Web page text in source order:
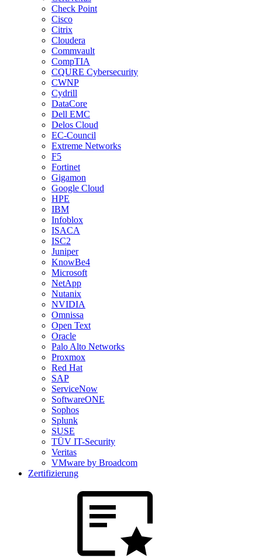
Check Point
Cisco
Citrix
Cloudera
Commvault
CompTIA
CQURE Cybersecurity
CWNP
Cydrill
DataCore
Dell EMC
Delos Cloud
EC-Council
Extreme Networks
F5
Fortinet
Gigamon
Google Cloud
HPE
IBM
Infoblox
ISACA
ISC2
Juniper
KnowBe4
Microsoft
NetApp
Nutanix
NVIDIA
Omnissa
Open Text
Oracle
Palo Alto Networks
Proxmox
Red Hat
SAP
ServiceNow
SoftwareONE
Sophos
Splunk
SUSE
TÜV IT-Security
Veritas
VMware by Broadcom
Zertifizierung